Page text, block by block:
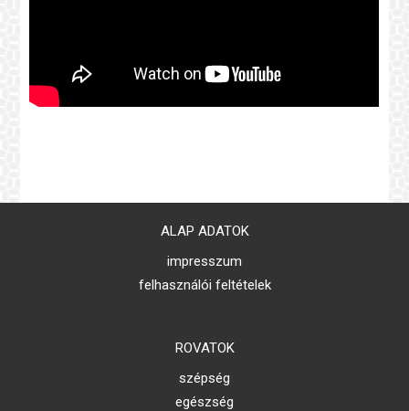
ALAP ADATOK
impresszum
felhasználói feltételek
ROVATOK
szépség
egészség